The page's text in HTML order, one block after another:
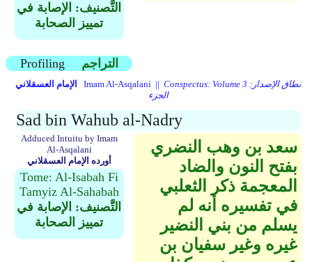
التَّصنيف: الإصابة في
تمييز الصحابة
Profiling التراجم
الإمام العسقلاني Imam Al-Asqalani || Conspectus: Volume 3 نطاق الإصدار:
الجزء
Sad bin Wahub al-Nadry
سعد بن وهب النضري
بفتح النون والضاد
المعجمة ذكر الثعلبي
في تفسيره أنه لم
يسلم من بني النضير
غيره وغير سفيان بن
Adduced Intuitu by Imam
Al-Asqalani
أورده الإمام العسقلاني
Tome: Al-Isabah Fi
Tamyiz Al-Sahabah
التَّصنيف: الإصابة في
تمييز الصحابة